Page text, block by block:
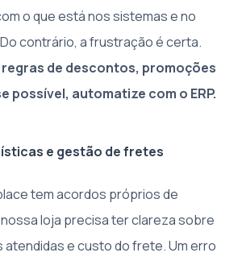
o que está nos sistemas e no
contrário, a frustração é certa.
de descontos, promoções
possível, automatize com o ERP.
e gestão de fretes
tem acordos próprios de
loja precisa ter clareza sobre
atendidas e custo do frete. Um erro